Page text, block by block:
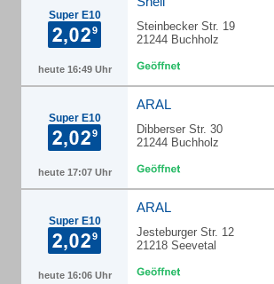
Super E10
heute 16:49 Uhr
Steinbecker Str. 19
21244 Buchholz
Super E10
heute 17:07 Uhr
ARAL
Dibberser Str. 30
21244 Buchholz
Super E10
heute 16:06 Uhr
ARAL
Jesteburger Str. 12
21218 Seevetal